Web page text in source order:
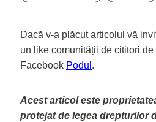
Dacă v-a plăcut articolul vă
un like comunității de cititori
Facebook Podul .
Acest articol este
protejat de legea drepturilor